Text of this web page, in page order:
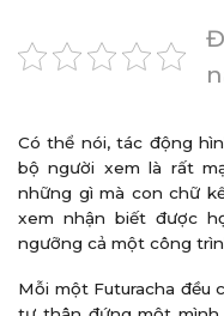
Có thể nói, tác động
bộ người xem là rất
những gì mà con chữ
xem nhận biết được
ngưỡng cả một công
Mỗi một Futuracha đều